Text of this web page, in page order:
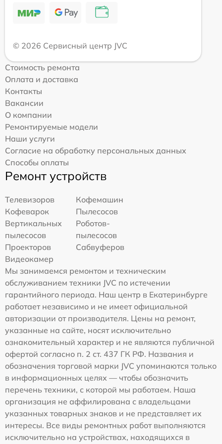
© 2026 Сервисный центр JVC
Стоимость ремонта
Оплата и доставка
Контакты
Вакансии
О компании
Ремонтируемые модели
Наши услуги
Согласие на обработку персональных данных
Способы оплаты
Ремонт устройств
Телевизоров
Кофемашин
Кофеварок
Пылесосов
Вертикальных
пылесосов
Роботов-
пылесосов
Проекторов
Сабвуферов
Видеокамер
Мы занимаемся ремонтом и техническим
обслуживанием техники JVC по истечении
гарантийного периода. Наш центр в Екатеринбурге
работает независимо и не имеет официальной
авторизации от производителя. Цены на ремонт,
указанные на сайте, носят исключительно
ознакомительный характер и не являются публичной
офертой согласно п. 2 ст. 437 ГК РФ. Названия и
обозначения торговой марки JVC упоминаются только
в информационных целях — чтобы обозначить
перечень техники, с которой мы работаем. Наша
организация не аффилирована с владельцами
указанных товарных знаков и не представляет их
интересы. Все виды ремонтных работ выполняются
исключительно на устройствах, находящихся в